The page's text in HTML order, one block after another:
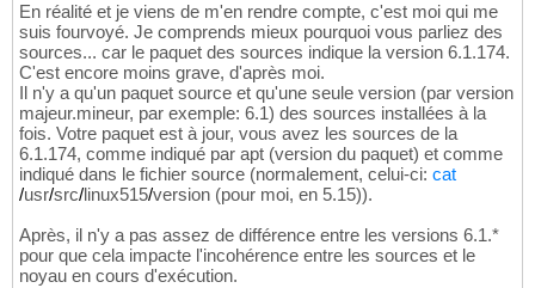
En réalité et je viens de m'en rendre compte, c'est moi qui me
suis fourvoyé. Je comprends mieux pourquoi vous parliez des
sources... car le paquet des sources indique la version 6.1.174.
C'est encore moins grave, d'après moi.
Il n'y a qu'un paquet source et qu'une seule version (par version
majeur.mineur, par exemple: 6.1) des sources installées à la
fois. Votre paquet est à jour, vous avez les sources de la
6.1.174, comme indiqué par apt (version du paquet) et comme
indiqué dans le fichier source (normalement, celui-ci: cat
/usr/src/linux515/version (pour moi, en 5.15)).
Après, il n'y a pas assez de différence entre les versions 6.1.*
pour que cela impacte l'incohérence entre les sources et le
noyau en cours d'exécution.